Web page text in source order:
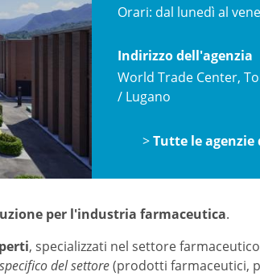
Orari: dal lunedì al
Indirizzo dell'agenzia
World Trade Center,
/ Lugano
>Tutte le
per l'industria farmaceutica.
, specializzati nel settore
del settore(prodotti farmaceutici,